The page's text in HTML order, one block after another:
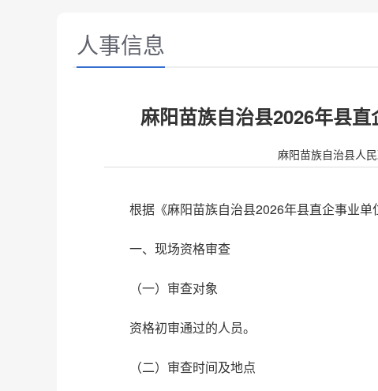
人事信息
麻阳苗族自治县2026年县
麻阳苗族自治县人
根据《麻阳苗族自治县2026年县直企事业
一、现场资格审查
（一）审查对象
资格初审通过的人员。
（二）审查时间及地点